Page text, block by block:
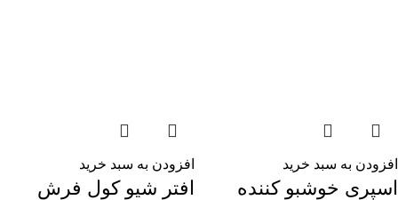
افزودن به سبد خرید
اسپری خوشبو کننده
افزودن به سبد خرید
افتر شیو کول فرش